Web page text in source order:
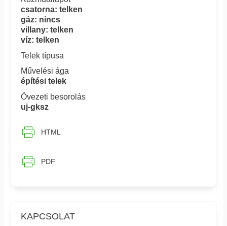
KAPCSOLAT
csatorna: telken
gáz: nincs
villany: telken
víz: telken
Telek típusa
Művelési ága
építési telek
Övezeti besorolás
uj-gksz
HTML
PDF